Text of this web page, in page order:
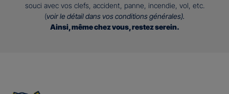
souci avec vos clefs, accident, panne, incendie, vol, etc.
(voir le détail dans vos conditions générales).
Ainsi, même chez vous, restez serein.